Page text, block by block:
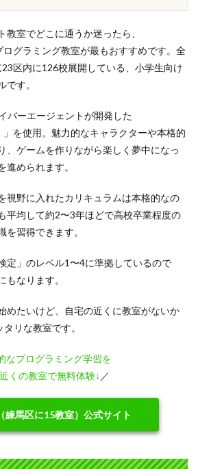
教室でどこに通うか迷ったら、
グラミング教室が最もおすすめです。全
区内に126校展開している、小学生向け
です。
バーエージェントが開発した
」を使用。魅力的なキャラクターや本格的
、ゲームを作りながら楽しく夢中になっ
進められます。
視野に入れたカリキュラムは本格的なの
平均して約2〜3年ほどで高校卒業程度の
を習得できます。
定」のレベル1〜4に準拠しているので
もなります。
めたいけど、自宅の近くに教室がないか
リな教室です。
なプログラミング学習を
くの教室で無料体験↓ ／
練馬区に15教室）公式サイト